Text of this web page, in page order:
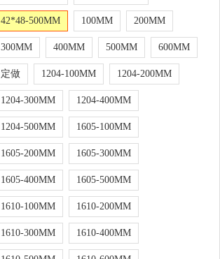
42*48-500MM 100MM 200MM
300MM 400MM 500MM 600MM
定做 1204-100MM 1204-200MM
1204-300MM 1204-400MM
1204-500MM 1605-100MM
1605-200MM 1605-300MM
1605-400MM 1605-500MM
1610-100MM 1610-200MM
1610-300MM 1610-400MM